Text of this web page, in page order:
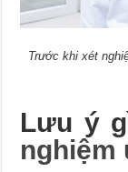
Trước khi xét
Lưu ý
nghiệm